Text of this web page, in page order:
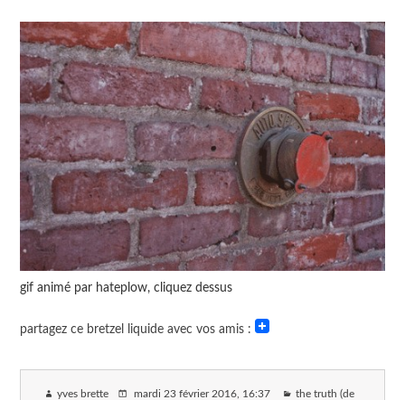
gif animé par hateplow, cliquez dessus
partagez ce bretzel liquide avec vos amis :
yves brette mardi 23 février 2016 , 16:37 the truth (de